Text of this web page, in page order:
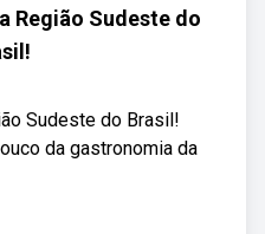
Região Sudeste do
Sudeste do Brasil!
da gastronomia da